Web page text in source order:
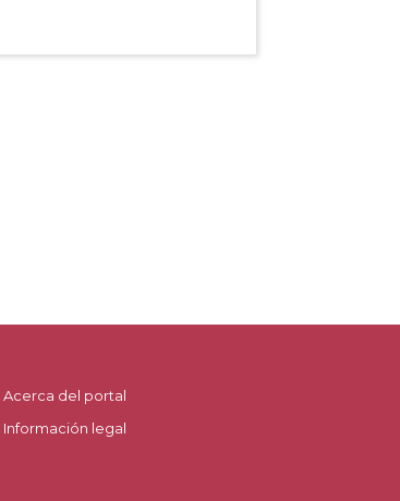
Acerca del portal
Información legal